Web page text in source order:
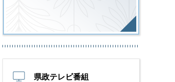
県政テレビ番組